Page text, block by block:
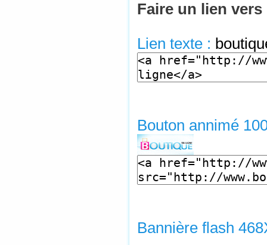
Faire un lien
Lien texte :
Bouton annimé
Bannière flash